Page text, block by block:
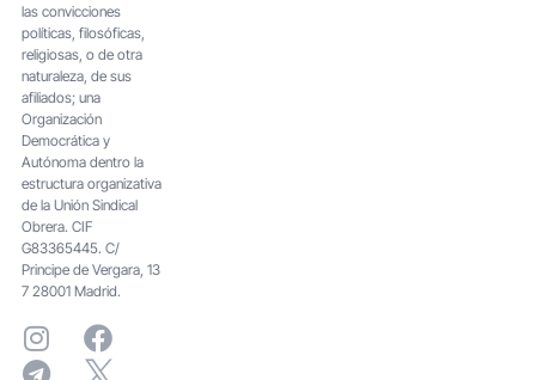
las convicciones
políticas, filosóficas,
religiosas, o de otra
naturaleza, de sus
afiliados; una
Organización
Democrática y
Autónoma dentro la
estructura organizativa
de la Unión Sindical
Obrera. CIF
G83365445. C/
Principe de Vergara, 13
7 28001 Madrid.